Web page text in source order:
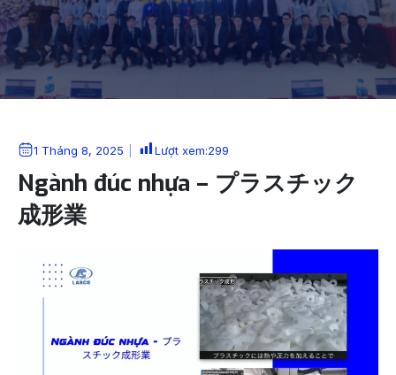
1 Tháng 8, 2025 Lượt xem:299
Ngành đúc nhựa – プラスチック
成形業